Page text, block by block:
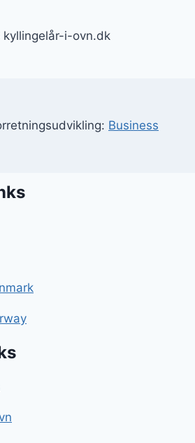
i-ovn.dk
Business